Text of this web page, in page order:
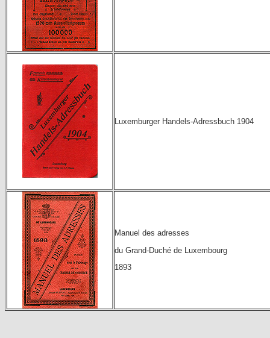
Luxemburger Handels-Adressbuch 1904
Manuel des adresses
du Grand-Duché de Luxembourg
1893